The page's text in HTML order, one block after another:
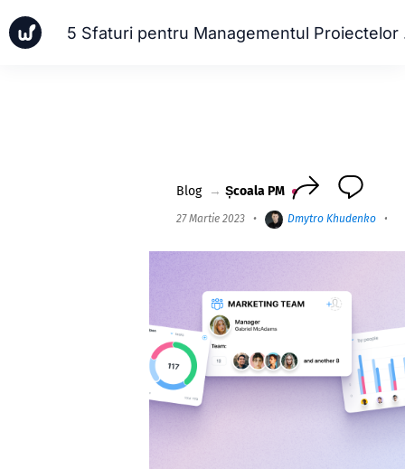
5
Blog → Școala PM
27 Martie 2023 • Dmytro Khudenko •